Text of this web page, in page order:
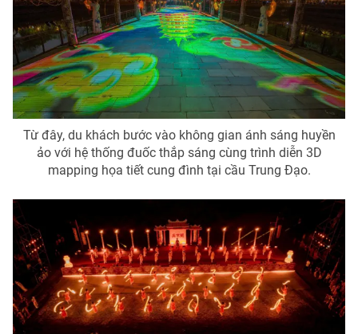
Email:toasoan@vtv.vn
Liên hệ quảng cáo:024-7300.7108
® Cấm sao chép dưới mọi hình thức nếu không có sự chấp
thuận bằng văn bản. Ghi rõ nguồn VTV.vn khi phát hành lại
thông tin từ website này.
Từ đây, du khách bước vào không gian ánh sáng huyền
ảo với hệ thống đuốc thắp sáng cùng trình diễn 3D
mapping họa tiết cung đình tại cầu Trung Đạo.